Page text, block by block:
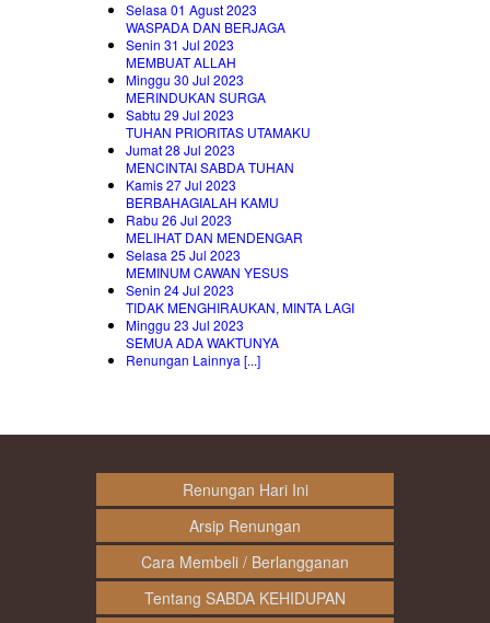
Selasa 01 Agust 2023
WASPADA DAN BERJAGA
Senin 31 Jul 2023
MEMBUAT ALLAH
Minggu 30 Jul 2023
MERINDUKAN SURGA
Sabtu 29 Jul 2023
TUHAN PRIORITAS UTAMAKU
Jumat 28 Jul 2023
MENCINTAI SABDA TUHAN
Kamis 27 Jul 2023
BERBAHAGIALAH KAMU
Rabu 26 Jul 2023
MELIHAT DAN MENDENGAR
Selasa 25 Jul 2023
MEMINUM CAWAN YESUS
Senin 24 Jul 2023
TIDAK MENGHIRAUKAN, MINTA LAGI
Minggu 23 Jul 2023
SEMUA ADA WAKTUNYA
Renungan Lainnya [...]
Renungan Hari Ini
Arsip Renungan
Cara Membeli / Berlangganan
Tentang SABDA KEHIDUPAN